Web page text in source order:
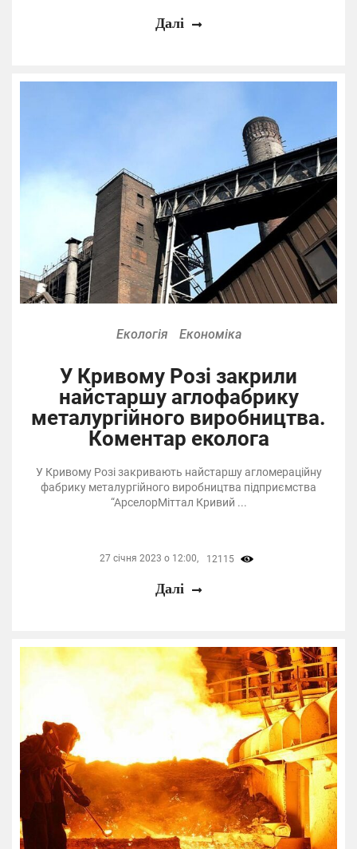
Далі
Екологія Економіка
У Кривому Розі закрили
найстаршу аглофабрику
металургійного виробництва.
Коментар еколога
У Кривому Розі закривають найстаршу агломераційну
фабрику металургійного виробництва підприємства
“АрселорМіттал Кривий ...
27 січня 2023 о 12:00, 12115
Далі